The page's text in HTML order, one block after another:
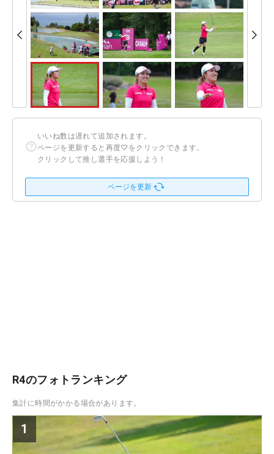
いいね数は遅れて追加されます。
ページを更新すると再度♡をクリックできます。
クリックして推し選手を応援しよう！
ページを更新
R4のフォトランキング
集計に時間がかかる場合があります。
1